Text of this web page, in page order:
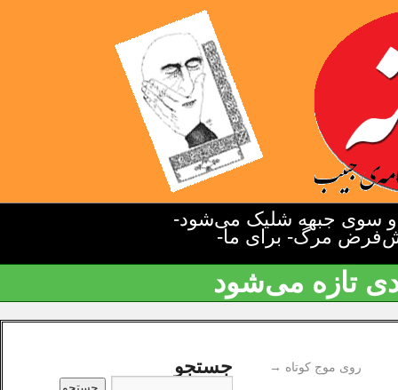
سوی جبهه شلیک می‌شود-
مرگ- برای ما-
تازه می‌شود
روی موج کوتاه → جستجو